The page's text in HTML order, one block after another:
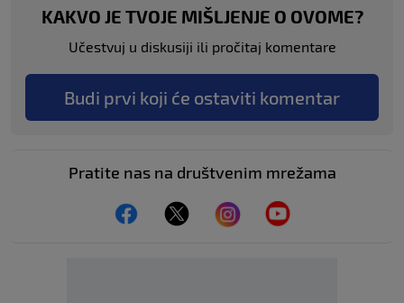
KAKVO JE TVOJE MIŠLJENJE O OVOME?
Učestvuj u diskusiji ili pročitaj komentare
Budi prvi koji će ostaviti komentar
Pratite nas na društvenim mrežama